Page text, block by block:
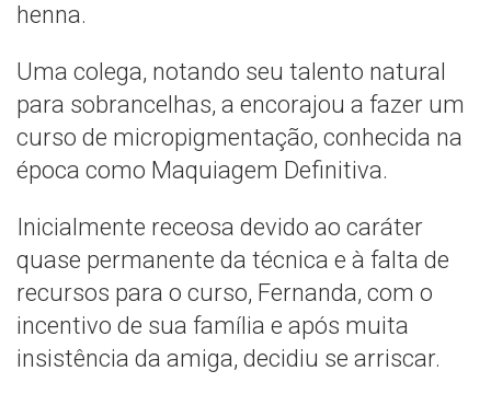
henna.
Uma colega, notando seu talento natural
para sobrancelhas, a encorajou a fazer um
curso de micropigmentação, conhecida na
época como Maquiagem Definitiva.
Inicialmente receosa devido ao caráter
quase permanente da técnica e à falta de
recursos para o curso, Fernanda, com o
incentivo de sua família e após muita
insistência da amiga, decidiu se arriscar.